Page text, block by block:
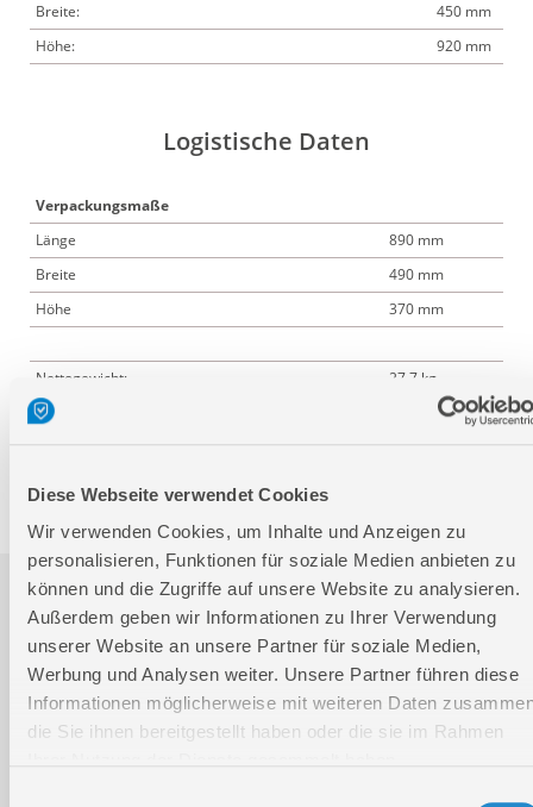
Diese Webseite verwendet Cookies
Wir verwenden Cookies, um Inhalte und Anzeigen zu
personalisieren, Funktionen für soziale Medien anbieten zu
können und die Zugriffe auf unsere Website zu analysieren.
Außerdem geben wir Informationen zu Ihrer Verwendung
unserer Website an unsere Partner für soziale Medien,
Werbung und Analysen weiter. Unsere Partner führen diese
Informationen möglicherweise mit weiteren Daten
die Sie ihnen bereitgestellt haben oder die sie im Rahmen
Breite:
450 mm
Höhe:
920 mm
Logistische Daten
Verpackungsmaße
Länge
890 mm
Breite
490 mm
Höhe
370 mm
Nettogewicht:
27,7 kg
Bruttogewicht:
Downloads
Produktinformation